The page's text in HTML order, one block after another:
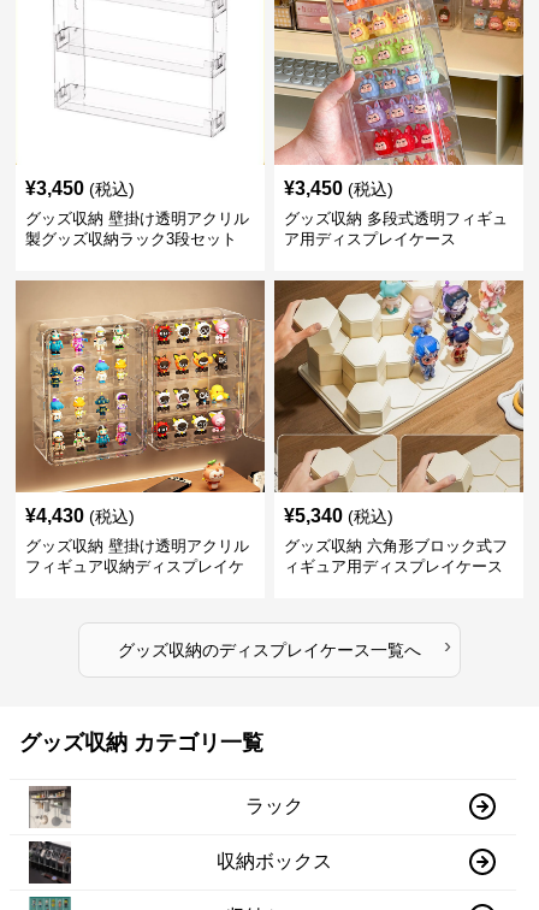
¥3,450 (税込)
グッズ収納 壁掛け透明アクリル
製グッズ収納ラック3段セット
¥3,450 (税込)
グッズ収納 多段式透明フィギュ
ア用ディスプレイケース
¥4,430 (税込)
グッズ収納 壁掛け透明アクリル
フィギュア収納ディスプレイケ
¥5,340 (税込)
グッズ収納 六角形ブロック式フ
ィギュア用ディスプレイケース
グッズ収納のディスプレイケース一覧へ ›
グッズ収納 カテゴリ一覧
ラック
収納ボックス